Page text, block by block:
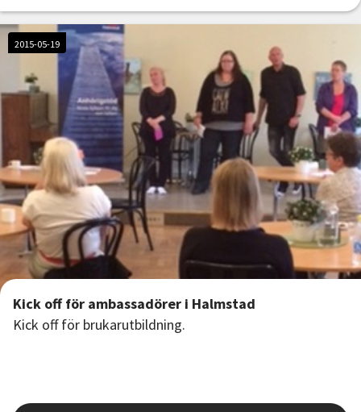
2015-05-19
Kick off för ambassadörer i Halmstad
Kick off för brukarutbildning.